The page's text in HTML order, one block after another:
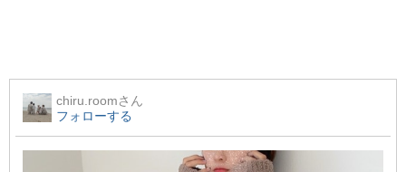
chiru.roomさん
フォローする